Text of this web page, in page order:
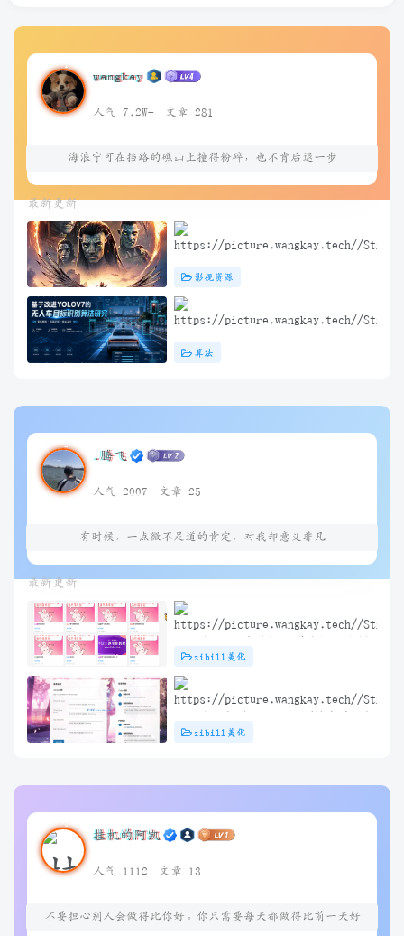
wangkay
人气 7.2W+ 文章 281
海浪宁可在挡路的礁山上撞得粉碎，也不肯后退一步
最新更新
中英双字 夸克&度盘&迅雷下载
影视资源
法研究（问答）
算法
.腾飞
人气 2007 文章 25
有时候，一点微不足道的肯定，对我却意义非凡
最新更新
式[优化版]
zibill美化
件
zibill美化
挂机的阿凯
人气 1112 文章 13
不要担心别人会做得比你好。你只需要每天都做得比前一天好